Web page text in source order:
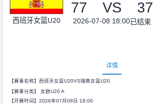
西班牙女篮U20
77 VS 37
2026-07-08 18:00已结束
详情
【赛事名称】西班牙女篮U20VS瑞典女篮U20
【赛事分类】 女欧U20 A
【开赛时间】2026年07月08日 18:00